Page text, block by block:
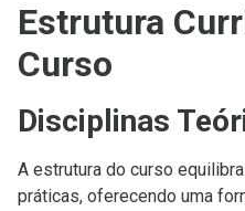
Estrutura
Curso
Disciplinas
A estrutura do curso
práticas, oferecendo uma